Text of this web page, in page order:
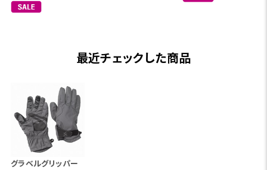
最近チェックした商品
グラベルグリッパー